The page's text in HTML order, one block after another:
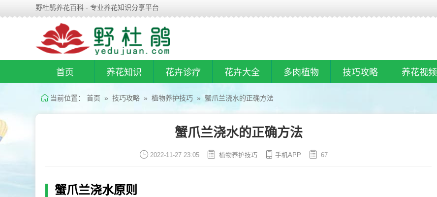
野杜鹃养花百科 - 专业养花知识分享平台
首页 养花知识 花卉诊疗 花卉大全 多肉植物 技巧攻略 养花视频
当前位置： 首页 » 技巧攻略 » 植物养护技巧 » 蟹爪兰浇水的正确方法
蟹爪兰浇水的正确方法
2022-11-27 23:05 植物养护技巧 手机APP 67
蟹爪兰浇水原则